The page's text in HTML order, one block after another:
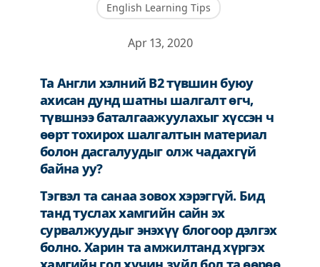
English Learning Tips
Apr 13, 2020
Та Англи хэлний B2 түвшин буюу
ахисан дунд шатны шалгалт өгч,
түвшнээ баталгаажуулахыг хүссэн ч
өөрт тохирох шалгалтын материал
болон дасгалуудыг олж чадахгүй
байна уу?
Тэгвэл та санаа зовох хэрэггүй. Бид
танд туслах хамгийн сайн эх
сурвалжуудыг энэхүү блогоор дэлгэх
болно. Харин та амжилтанд хүргэх